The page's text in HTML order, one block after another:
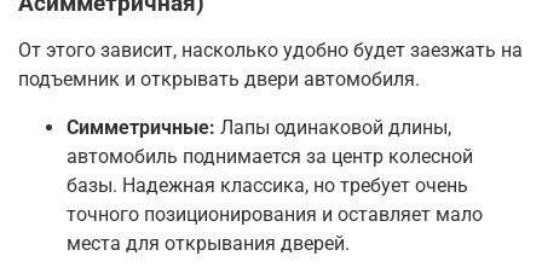
От этого зависит, насколько удобно будет заезжать на
подъемник и открывать двери автомобиля.
Симметричные: Лапы одинаковой длины,
автомобиль поднимается за центр колесной
базы. Надежная классика, но требует очень
точного позиционирования и оставляет мало
места для открывания дверей.